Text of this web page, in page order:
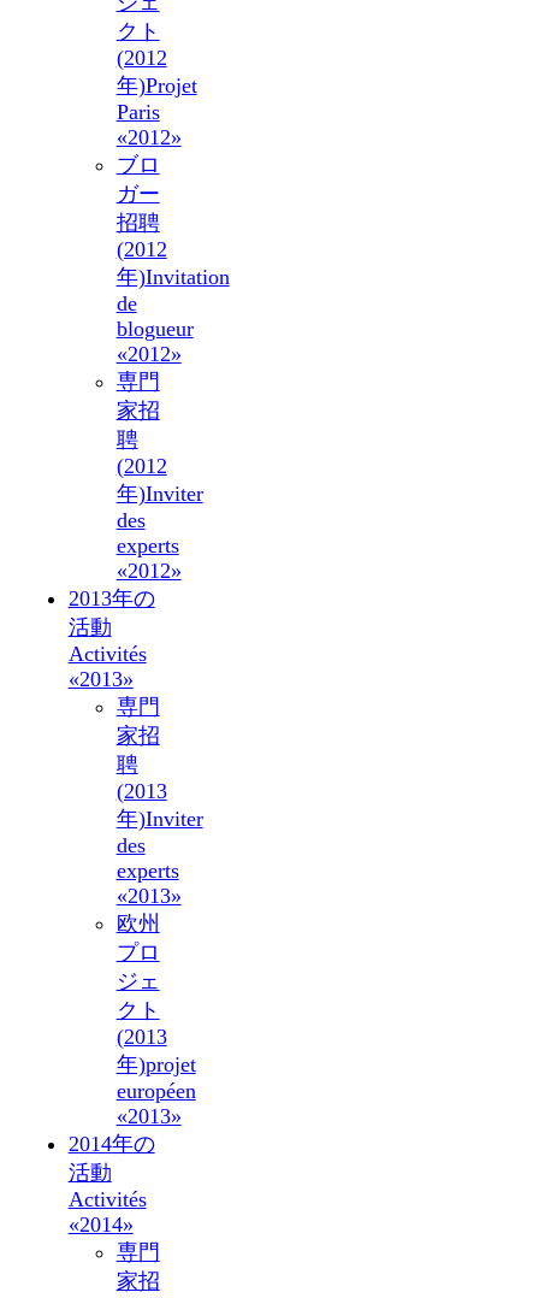
クト
(2012
年)Projet
Paris
«2012»
ブロ
ガー
招聘
(2012
年)Invitation
de
blogueur
«2012»
専門
家招
聘
(2012
年)Inviter
des
experts
«2012»
2013年の
活動
Activités
«2013»
専門
家招
聘
(2013
年)Inviter
des
experts
«2013»
欧州
プロ
ジェ
クト
(2013
年)projet
européen
«2013»
2014年の
活動
Activités
«2014»
専門
家招